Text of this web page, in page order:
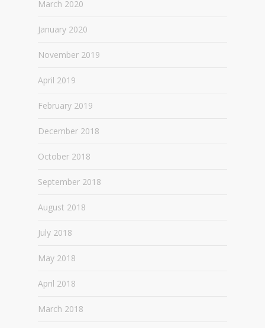
March 2020
January 2020
November 2019
April 2019
February 2019
December 2018
October 2018
September 2018
August 2018
July 2018
May 2018
April 2018
March 2018